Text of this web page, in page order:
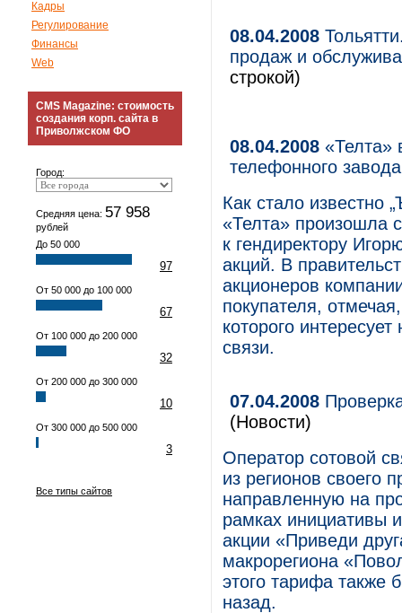
Кадры
Регулирование
Финансы
Web
CMS Magazine: стоимость
создания корп. сайта в
Приволжском ФО
Город:
Средняя цена: 57 958
рублей
До 50 000
97
От 50 000 до 100 000
67
От 100 000 до 200 000
32
От 200 000 до 300 000
10
От 300 000 до 500 000
3
Все типы сайтов
08.04.2008
продаж и
строкой)
08.04.2008 «Телта»
телефонного
Как стало известно
«Телта» произошла
к гендиректору
акций. В
акционеров
покупателя,
которого
связи.
07.04.2008
(Новости)
Оператор сотовой
из регионов своего
направленную на
рамках инициативы
акции «Приведи
макрорегиона
этого тарифа также
назад.